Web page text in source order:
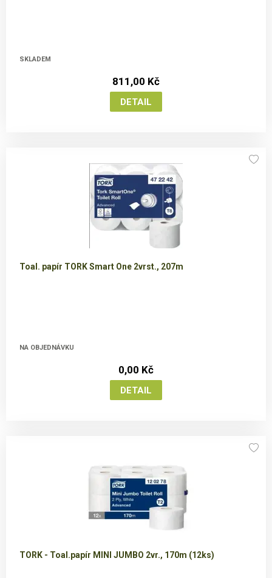
SKLADEM
811,00 Kč
Toal. papír TORK Smart One 2vrst., 207m
NA OBJEDNÁVKU
0,00 Kč
TORK - Toal.papír MINI JUMBO 2vr., 170m (12ks)